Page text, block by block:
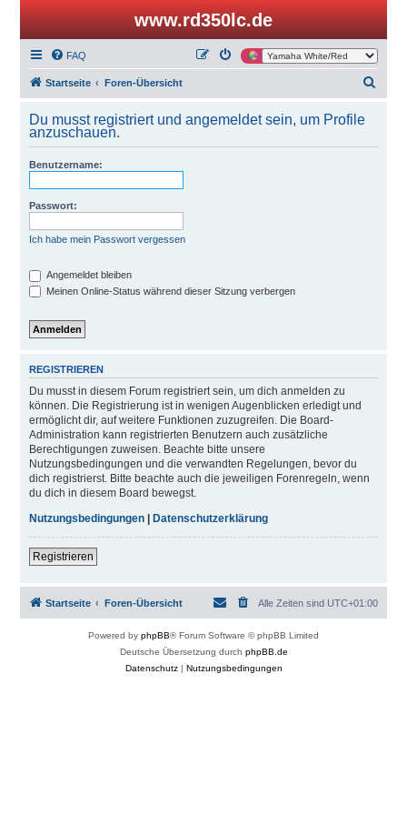
www.rd350lc.de
FAQ
Startseite Foren-Übersicht
h
Du musst registriert und angemeldet sein, um Profile
anzuschauen.
Benutzername:
Passwort:
Ich habe mein Passwort vergessen
Angemeldet bleiben
Meinen Online-Status während dieser Sitzung verbergen
REGISTRIEREN
Du musst in diesem Forum registriert sein, um dich anmelden zu
können. Die Registrierung ist in wenigen Augenblicken erledigt und
ermöglicht dir, auf weitere Funktionen zuzugreifen. Die Board-
Administration kann registrierten Benutzern auch zusätzliche
Berechtigungen zuweisen. Beachte bitte unsere
Nutzungsbedingungen und die verwandten Regelungen, bevor du
dich registrierst. Bitte beachte auch die jeweiligen Forenregeln, wenn
du dich in diesem Board bewegst.
Nutzungsbedingungen| Datenschutzerklärung
Registrieren
Startseite Foren-Übersicht Alle Zeiten sind UTC+01:00
Powered by phpBB® Forum Software © phpBB Limited
Deutsche Übersetzung durch phpBB.de
Datenschutz| Nutzungsbedingungen